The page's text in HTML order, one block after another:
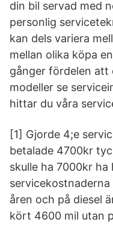
din bil servad med
personlig
kan dels variera
mellan olika köpa
gånger fördelen att
modeller se
hittar du våra
[1] Gjorde 4;e
betalade 4700kr
skulle ha 7000kr
åren och på diesel
kört 4600 mil utan